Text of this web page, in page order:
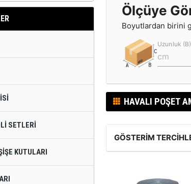
SETLERI
KUTULARI
Ölçüye
Boyutlardan birini
Uzunluk
HAVALI POŞET
GÖSTERIM